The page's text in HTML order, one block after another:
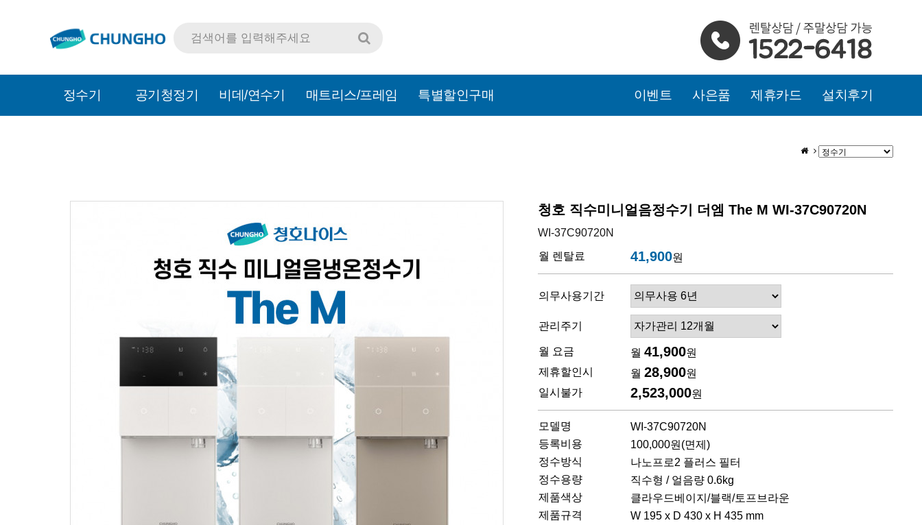
정수기 공기청정기 비데/연수기 매트리스/프레임 특별할인구매 이벤트 사은품 제휴카드 설치후기
청호 직수미니얼음정수기 더엠 The M WI-37C90720N
WI-37C90720N
월 렌탈료
41,900원
의무사용기간
관리주기
월 요금 월 41,900원
제휴할인시
월 28,900원
일시불가
2,523,000원
모델명
WI-37C90720N
등록비용
100,000원(면제)
정수방식
나노프로2 플러스 필터
정수용량
직수형 / 얼음량 0.6kg
제품색상
클라우드베이지/블랙/토프브라운
제품규격
W 195 x D 430 x H 435 mm